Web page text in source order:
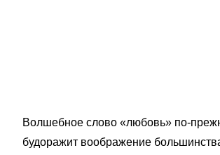
Волшебное слово «любовь» по-
будоражит воображение